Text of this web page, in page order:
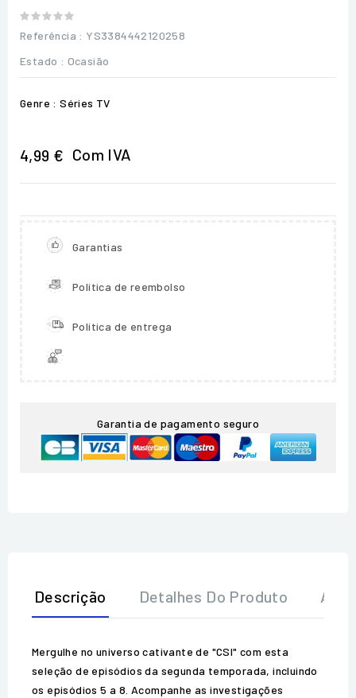
Referência : YS3384442120258
Estado : Ocasião
Genre : Séries TV
4,99 € Com IVA
Garantias
Política de reembolso
Política de entrega
Garantia de pagamento seguro
Descrição Detalhes Do Produto
Mergulhe no universo cativante de "CSI" com esta
seleção de episódios da segunda temporada, incluindo
os episódios 5 a 8. Acompanhe as investigações